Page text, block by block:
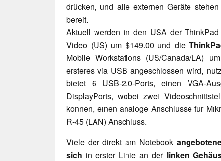
drücken, und alle externen Geräte
bereit.
Aktuell werden in den USA der
Video (US) um $149.00 und die
Mobile Workstations (US/Canada/LA)
ersteres via USB angeschlossen wird,
bietet 6 USB-2.0-Ports, einen VGA-
DisplayPorts, wobei zwei
können, einen analoge Anschlüsse für
R-45 (LAN) Anschluss.
Viele der direkt am Notebook
sich in erster Linie an der linken